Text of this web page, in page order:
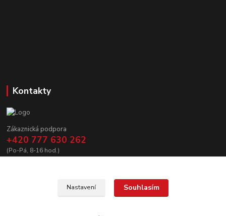
Kontakty
Zákaznická podpora
+420 777 630 262
(Po-Pá, 8-16 hod.)
Nastavení Souhlasím